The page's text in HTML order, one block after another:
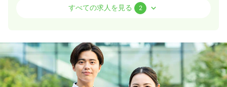
給与 20.0〜24.5万円/月 賞与3ヶ月
※一例
時間 8:30～17:30（休憩60分）
日祝休み
月給24万円以上可
すべての求人を見る 2